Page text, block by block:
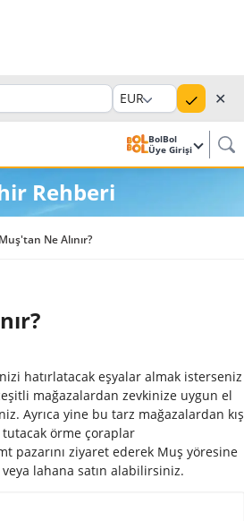
EUR ✕
BolBol
Üye Girişi
Rehberi
Muş'tan Ne Alınır?
hatırlatacak eşyalar almak isterseniz
mağazalardan zevkinize uygun el
Ayrıca yine bu tarz mağazalardan kış
tutacak örme çoraplar
pazarını ziyaret ederek Muş yöresine
lahana satın alabilirsiniz.